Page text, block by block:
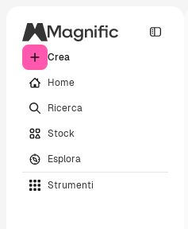
Crea
Home
Ricerca
Stock
Esplora
Strumenti